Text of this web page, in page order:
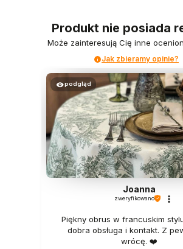
Produkt nie posiada
Może zainteresują Cię inne
Jak zbieramy opinie?
podgląd
Joanna
zweryfikowano
Piękny obrus w francuskim
dobra obsługa i kontakt. Z
wrócę. ❤️